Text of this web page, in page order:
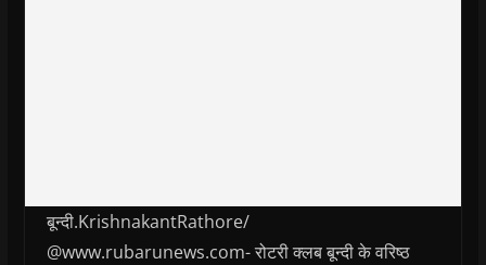
बून्दी.KrishnakantRathore/
@www.rubarunews.com- रोटरी क्लब बून्दी के वरिष्ठ